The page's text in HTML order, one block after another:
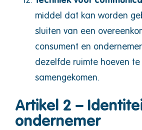
middel dat kan worden
sluiten van een
consument en
dezelfde ruimte hoeven te
samengekomen.
Artikel 2 –
ondernemer